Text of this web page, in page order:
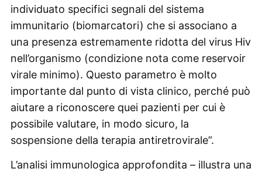
individuato specifici segnali del sistema
immunitario (biomarcatori) che si associano a
una presenza estremamente ridotta del virus Hiv
nell’organismo (condizione nota come reservoir
virale minimo). Questo parametro è molto
importante dal punto di vista clinico, perché può
aiutare a riconoscere quei pazienti per cui è
possibile valutare, in modo sicuro, la
sospensione della terapia antiretrovirale”.
L’analisi immunologica approfondita – illustra una